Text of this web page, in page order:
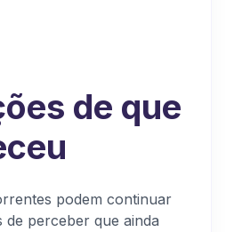
de que
podem continuar
de perceber que ainda